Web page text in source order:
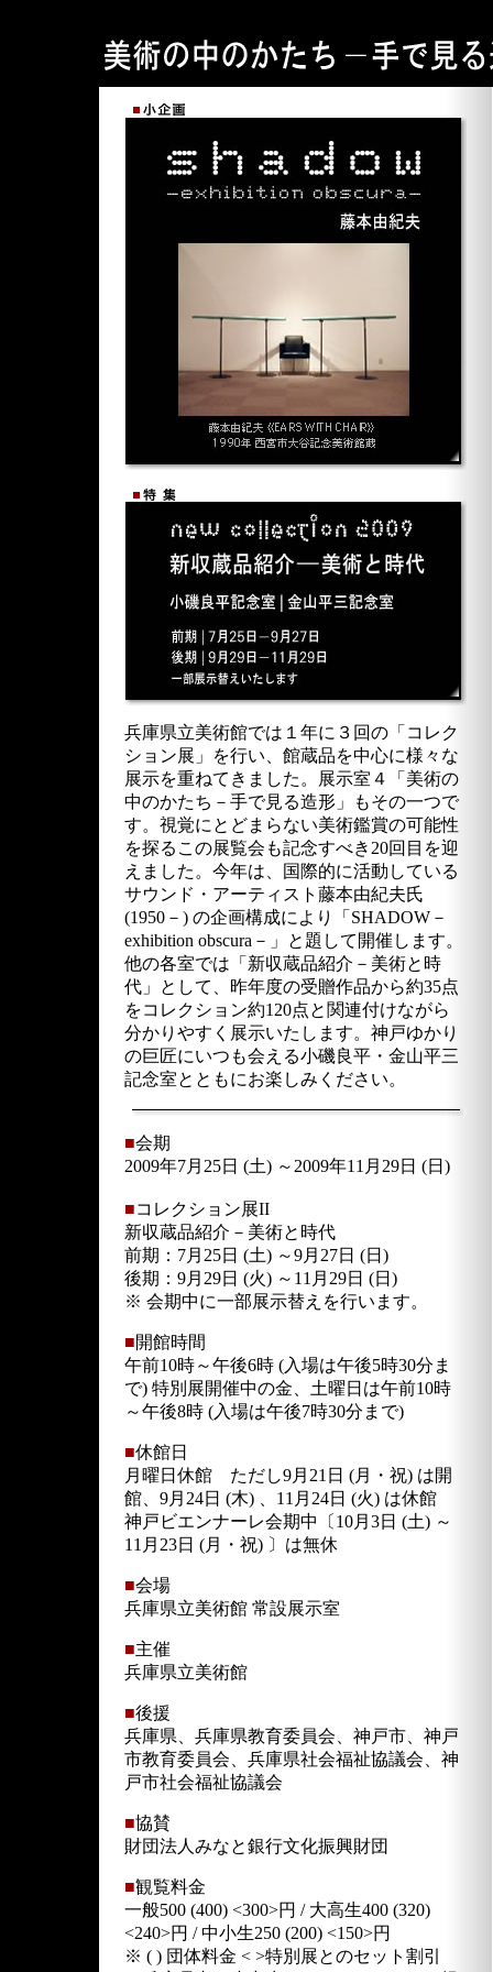
兵庫県立美術館では１年に３回の「コレク
ション展」を行い、館蔵品を中心に様々な
展示を重ねてきました。展示室４「美術の
中のかたち－手で見る造形」もその一つで
す。視覚にとどまらない美術鑑賞の可能性
を探るこの展覧会も記念すべき20回目を迎
えました。今年は、国際的に活動している
サウンド・アーティスト藤本由紀夫氏
(1950－) の企画構成により「SHADOW－
exhibition obscura－」と題して開催します。
他の各室では「新収蔵品紹介－美術と時
代」として、昨年度の受贈作品から約35点
をコレクション約120点と関連付けながら
分かりやすく展示いたします。神戸ゆかり
の巨匠にいつも会える小磯良平・金山平三
記念室とともにお楽しみください。
■会期
2009年7月25日 (土) ～2009年11月29日 (日)
■コレクション展II
新収蔵品紹介－美術と時代
前期：7月25日 (土) ～9月27日 (日)
後期：9月29日 (火) ～11月29日 (日)
※ 会期中に一部展示替えを行います。
■開館時間
午前10時～午後6時 (入場は午後5時30分ま
で) 特別展開催中の金、土曜日は午前10時
～午後8時 (入場は午後7時30分まで)
■休館日
月曜日休館 ただし9月21日 (月・祝) は開
館、9月24日 (木) 、11月24日 (火) は休館
神戸ビエンナーレ会期中〔10月3日 (土) ～
11月23日 (月・祝) 〕は無休
■会場
兵庫県立美術館 常設展示室
■主催
兵庫県立美術館
■後援
兵庫県、兵庫県教育委員会、神戸市、神戸
市教育委員会、兵庫県社会福祉協議会、神
戸市社会福祉協議会
■協賛
財団法人みなと銀行文化振興財団
■観覧料金
一般500 (400) <300>円 / 大高生400 (320)
<240>円 / 中小生250 (200) <150>円
※ ( ) 団体料金 < >特別展とのセット割引